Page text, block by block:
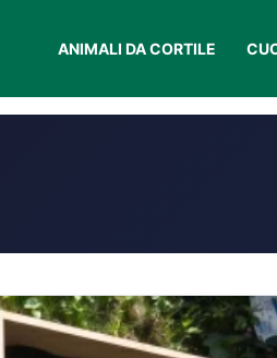
ANIMALI DA CORTILE